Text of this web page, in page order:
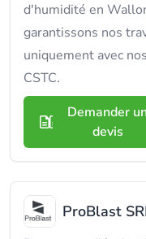
d'humidité en
garantissons nos
uniquement avec
CSTC.
Demander
devis
ProBlast